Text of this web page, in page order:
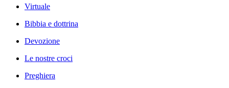
Virtuale
Bibbia e dottrina
Devozione
Le nostre croci
Preghiera